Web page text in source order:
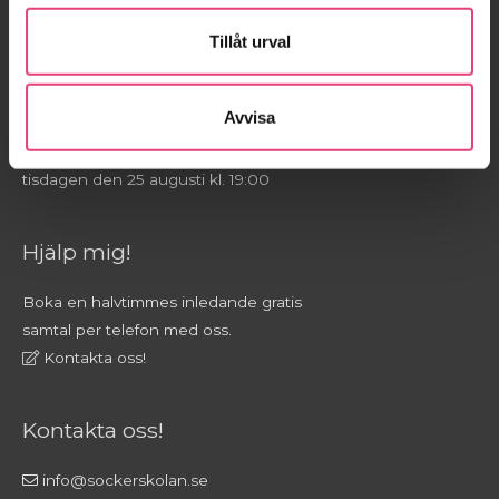
Tillåt urval
Avvisa
Din Nystart för tillfrisknande kan börja
tisdagen den 25 augusti kl. 19:00
Hjälp mig!
Boka en halvtimmes inledande gratis
samtal per telefon med oss.
Kontakta oss!
Kontakta oss!
info@sockerskolan.se